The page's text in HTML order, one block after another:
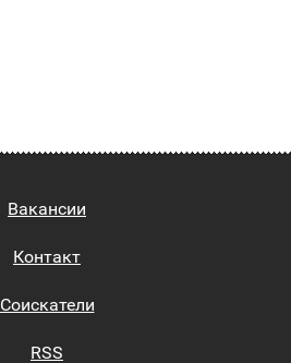
Вакансии
Контакт
Соискатели
RSS